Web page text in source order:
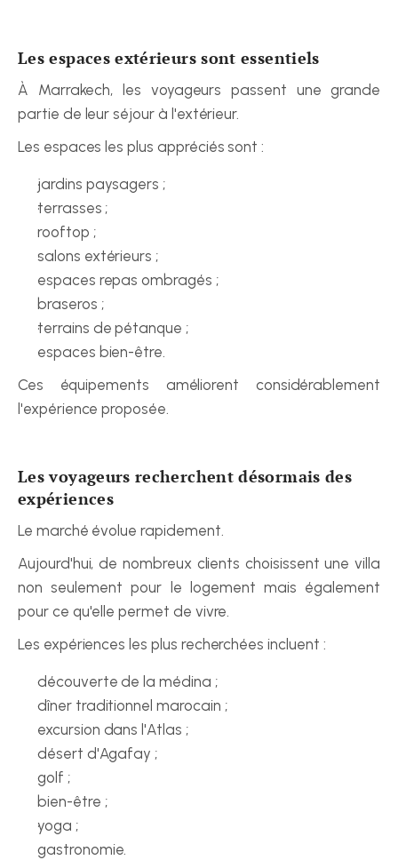
Les espaces extérieurs sont essentiels
À Marrakech, les voyageurs passent une grande
partie de leur séjour à l'extérieur.
Les espaces les plus appréciés sont :
jardins paysagers ;
terrasses ;
rooftop ;
salons extérieurs ;
espaces repas ombragés ;
braseros ;
terrains de pétanque ;
espaces bien-être.
Ces équipements améliorent considérablement
l'expérience proposée.
Les voyageurs recherchent désormais des
expériences
Le marché évolue rapidement.
Aujourd'hui, de nombreux clients choisissent une villa
non seulement pour le logement mais également
pour ce qu'elle permet de vivre.
Les expériences les plus recherchées incluent :
découverte de la médina ;
dîner traditionnel marocain ;
excursion dans l'Atlas ;
désert d'Agafay ;
golf ;
bien-être ;
yoga ;
gastronomie.